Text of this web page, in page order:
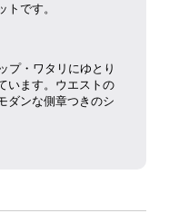
です。
プ・ワタリにゆとり
います。ウエストの
ダンな側章つきのシ